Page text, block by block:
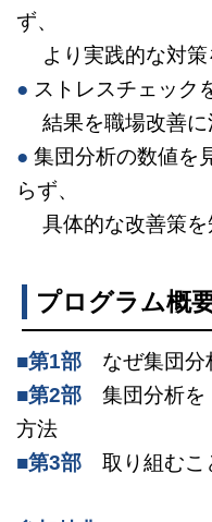
ず、
より実践的な対策
● ストレスチェック
結果を職場改善に
●集団分析の数値を
らず、
具体的な改善策を
プログラム概
■第1部 なぜ集団分
■第2部 集団分析を
方法
■第3部 取り組むこ